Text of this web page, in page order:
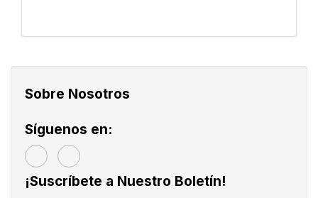
Sobre Nosotros
Síguenos en:
¡Suscríbete a Nuestro Boletín!